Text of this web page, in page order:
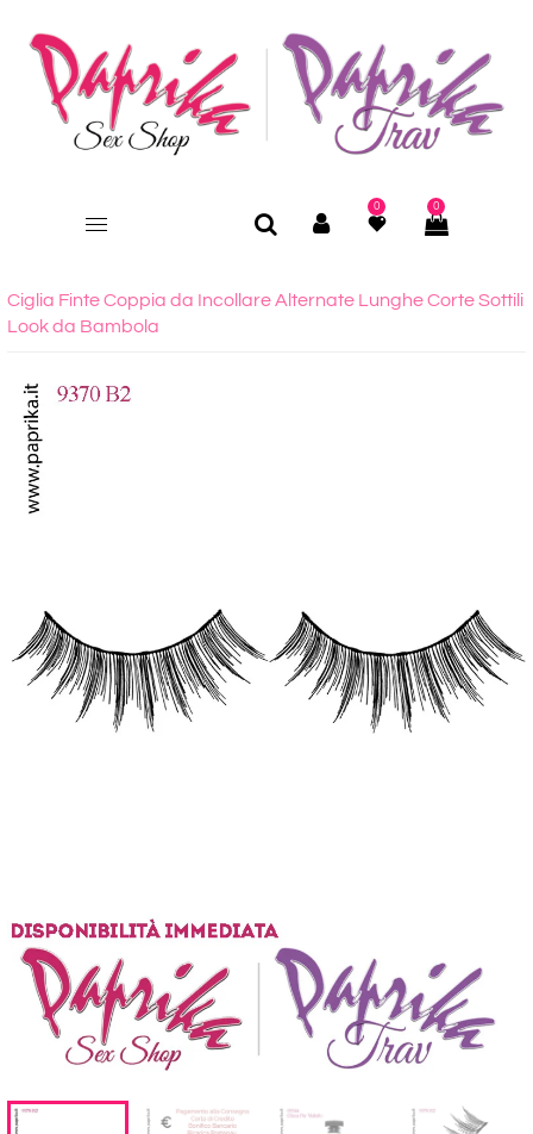
0 0
Ciglia Finte Coppia da Incollare Alternate Lunghe Corte Sottili
Look da Bambola